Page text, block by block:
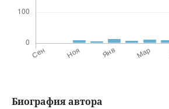
Биография автора